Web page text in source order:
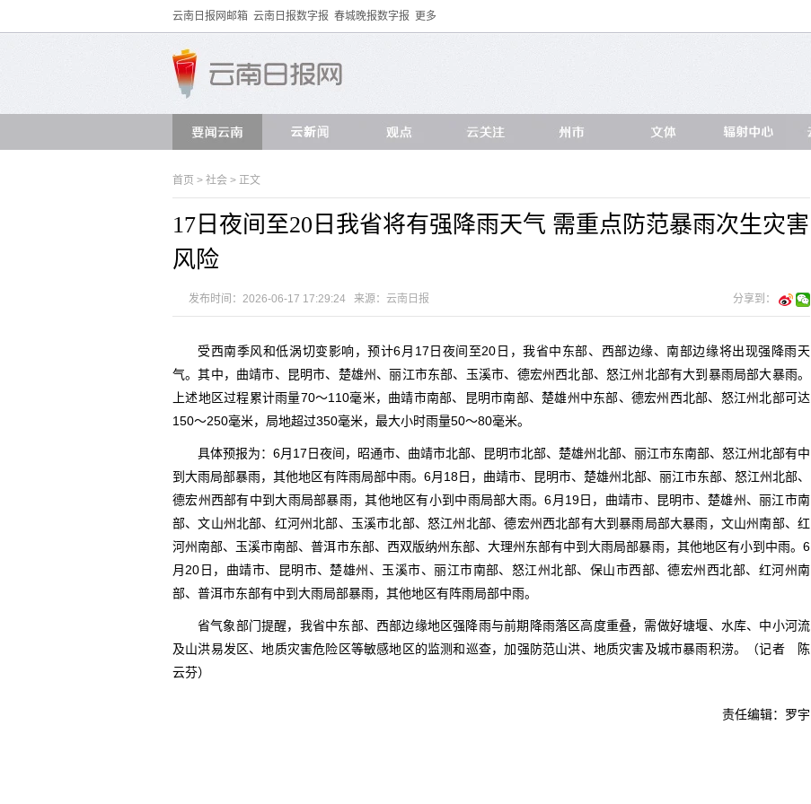
云南日报网邮箱 云南日报数字报 春城晚报数字报 更多
首页 > 社会 > 正文
17日夜间至20日我省将有强降雨天气 需重点防范暴雨次生灾害
风险
发布时间：2026-06-17 17:29:24 来源： 云南日报 分享到：
受西南季风和低涡切变影响，预计6月17日夜间至20日，我省中东部、西部边缘、南部边缘将出现强降雨天
气。其中，曲靖市、昆明市、楚雄州、丽江市东部、玉溪市、德宏州西北部、怒江州北部有大到暴雨局部大暴雨。
上述地区过程累计雨量70～110毫米，曲靖市南部、昆明市南部、楚雄州中东部、德宏州西北部、怒江州北部可达
150～250毫米，局地超过350毫米，最大小时雨量50～80毫米。
具体预报为：6月17日夜间，昭通市、曲靖市北部、昆明市北部、楚雄州北部、丽江市东南部、怒江州北部有中
到大雨局部暴雨，其他地区有阵雨局部中雨。6月18日，曲靖市、昆明市、楚雄州北部、丽江市东部、怒江州北部、
德宏州西部有中到大雨局部暴雨，其他地区有小到中雨局部大雨。6月19日，曲靖市、昆明市、楚雄州、丽江市南
部、文山州北部、红河州北部、玉溪市北部、怒江州北部、德宏州西北部有大到暴雨局部大暴雨，文山州南部、红
河州南部、玉溪市南部、普洱市东部、西双版纳州东部、大理州东部有中到大雨局部暴雨，其他地区有小到中雨。6
月20日，曲靖市、昆明市、楚雄州、玉溪市、丽江市南部、怒江州北部、保山市西部、德宏州西北部、红河州南
部、普洱市东部有中到大雨局部暴雨，其他地区有阵雨局部中雨。
省气象部门提醒，我省中东部、西部边缘地区强降雨与前期降雨落区高度重叠，需做好塘堰、水库、中小河流
及山洪易发区、地质灾害危险区等敏感地区的监测和巡查，加强防范山洪、地质灾害及城市暴雨积涝。（记者 陈
云芬）
责任编辑：罗宇